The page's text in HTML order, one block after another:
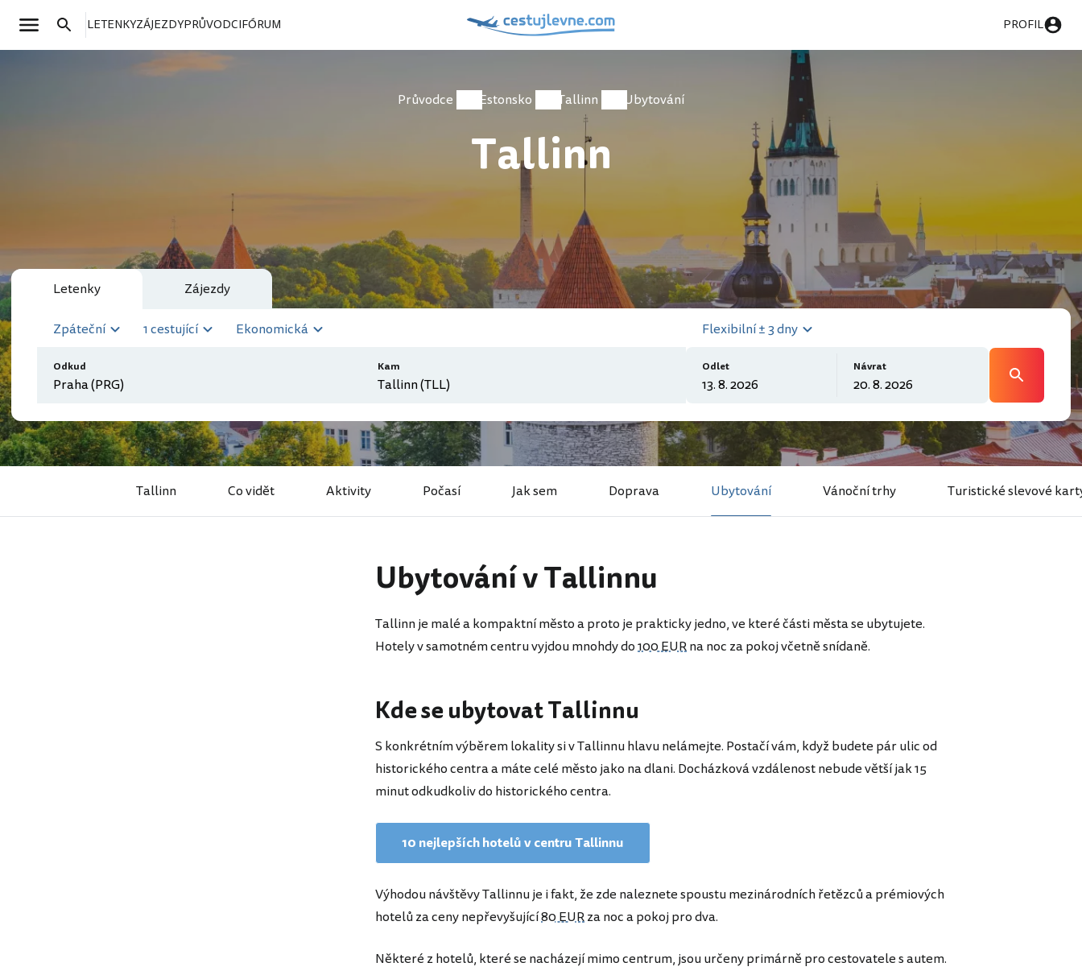
LETENKYZÁJEZDYPRŮVODCIFÓRUM PROFIL
Průvodce Estonsko Tallinn Ubytování
Tallinn
Letenky Zájezdy
Zpáteční 1 cestující Ekonomická
Odkud Kam
Flexibilní ± 3 dny
Odlet Návrat
Tallinn Co vidět Aktivity Počasí Jak sem Doprava Ubytování Vánoční trhy Turistické slevové
Ubytování v Tallinnu
Tallinn je malé a kompaktní město a proto je prakticky jedno, ve které části města se ubytujete.
Hotely v samotném centru vyjdou mnohdy do100 EURna noc za pokoj včetně snídaně.
Kde se ubytovat Tallinnu
S konkrétním výběrem lokality si v Tallinnu hlavu nelámejte. Postačí vám, když budete pár ulic od
historického centra a máte celé město jako na dlani. Docházková vzdálenost nebude větší jak 15
minut odkudkoliv do historického centra.
10 nejlepších hotelů v centru Tallinnu
Výhodou návštěvy Tallinnu je i fakt, že zde naleznete spoustu mezinárodních řetězců a prémiových
hotelů za ceny nepřevyšující80 EURza noc a pokoj pro dva.
Některé z hotelů, které se nacházejí mimo centrum, jsou určeny primárně pro cestovatele s autem.